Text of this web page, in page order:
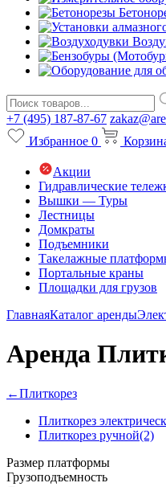
+7 (495) 187-87-67
Избранное 0
Акции
Гидравлические
Вышки — Туры
Лестницы
Домкраты
Подъемники
Такелажные
Портальные краны
Площадки для грузов
ГлавнаяКаталог аренды
Аренда
←Плиткорез
Плиткорез
Плиткорез ручной(2)
Размер платформы
Грузоподъемность